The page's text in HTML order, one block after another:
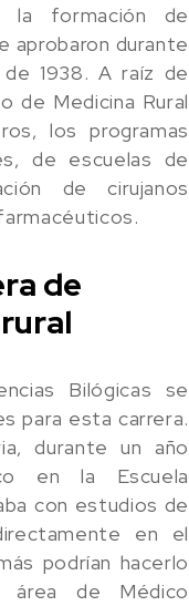
la formación de
aprobaron durante
1938. A raíz de
de Medicina Rural
los programas
de escuelas de
de cirujanos
de
Bilógicas se
para esta carrera.
durante un año
en la Escuela
con estudios de
en el
podrían hacerlo
área de Médico